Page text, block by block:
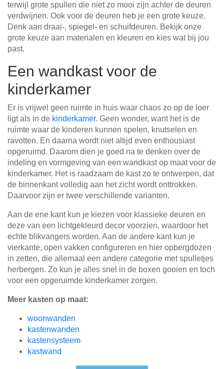
terwijl grote spullen die niet zo mooi zijn achter de deuren
verdwijnen. Ook voor de deuren heb je een grote keuze.
Denk aan draai-, spiegel- en schuifdeuren. Bekijk onze
grote keuze aan materialen en kleuren en kies wat bij jou
past.
Een wandkast voor de
kinderkamer
Er is vrijwel geen ruimte in huis waar chaos zo op de loer
ligt als in de kinderkamer. Geen wonder, want het is de
ruimte waar de kinderen kunnen spelen, knutselen en
ravotten. En daarna wordt niet altijd even enthousiast
opgeruimd. Daarom dien je goed na te denken over de
indeling en vormgeving van een wandkast op maat voor de
kinderkamer. Het is raadzaam de kast zo te ontwerpen, dat
de binnenkant volledig aan het zicht wordt onttrokken.
Daarvoor zijn er twee verschillende varianten.
Aan de ene kant kun je kiezen voor klassieke deuren en
deze van een lichtgekleurd decor voorzien, waardoor het
echte blikvangers worden. Aan de andere kant kun je
vierkante, open vakken configureren en hier opbergdozen
in zetten, die allemaal een andere categorie met spulletjes
herbergen. Zo kun je alles snel in de boxen gooien en toch
voor een opgeruimde kinderkamer zorgen.
Meer kasten op maat:
woonwanden
kastenwanden
kastensysteem
kastwand